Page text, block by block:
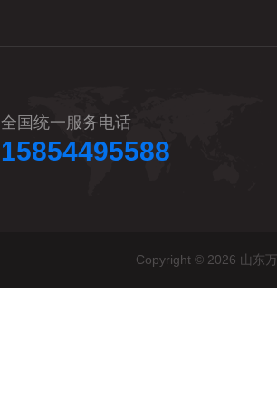
全国统一服务电话
15854495588
Copyright © 2026 山东